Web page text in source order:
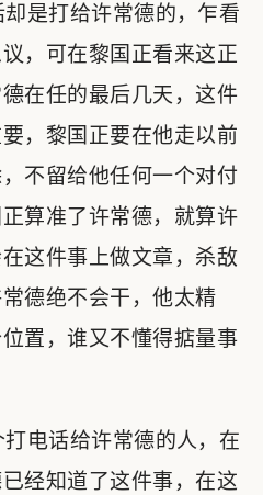
是打给许常德的，乍看
，可在黎国正看来这正
在任的最后几天，这件
，黎国正要在他走以前
不留给他任何一个对付
算准了许常德，就算许
这件事上做文章，杀敌
德绝不会干，他太精
置，谁又不懂得掂量事
电话给许常德的人，在
经知道了这件事，在这